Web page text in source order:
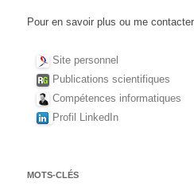
Pour en savoir plus ou me
Site personnel
Publications scientifiques
Compétences informatiques
Profil LinkedIn
MOTS-CLÉS